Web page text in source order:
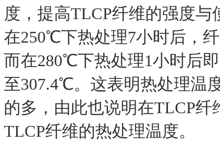
度，提高TLCP纤维的强度
在250℃下热处理7小时后，
而在280℃下热处理1小时后
至307.4℃。这表明热处理温
的多，由此也说明在TLCP
TLCP纤维的热处理温度。